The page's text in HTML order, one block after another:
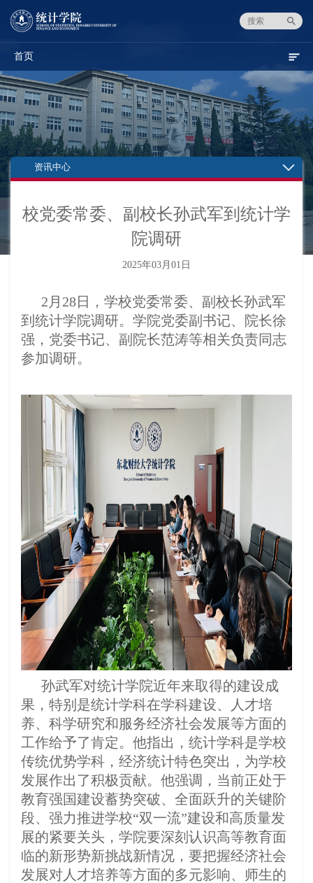
首页
资讯中心
校党委常委、副校长孙武军到统计学
院调研
2025年03月01日
2月28日，学校党委常委、副校长孙武军
到统计学院调研。学院党委副书记、院长徐
强，党委书记、副院长范涛等相关负责同志
参加调研。
孙武军对统计学院近年来取得的建设成
果，特别是统计学科在学科建设、人才培
养、科学研究和服务经济社会发展等方面的
工作给予了肯定。他指出，统计学科是学校
传统优势学科，经济统计特色突出，为学校
发展作出了积极贡献。他强调，当前正处于
教育强国建设蓄势突破、全面跃升的关键阶
段、强力推进学校“双一流”建设和高质量发
展的紧要关头，学院要深刻认识高等教育面
临的新形势新挑战新情况，要把握经济社会
发展对人才培养等方面的多元影响、师生的